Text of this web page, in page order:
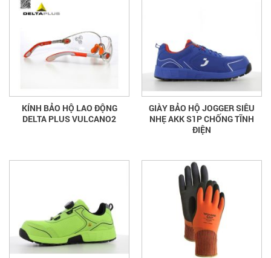
KÍNH BẢO HỘ LAO ĐỘNG
DELTA PLUS VULCANO2
GIÀY BẢO HỘ JOGGER SIÊU
NHẸ AKK S1P CHỐNG TĨNH
ĐIỆN